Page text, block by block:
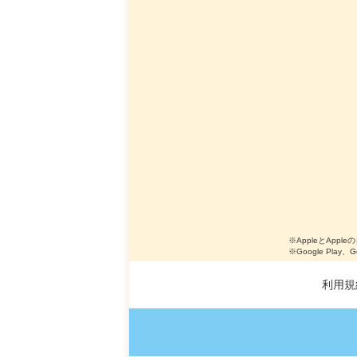
※AppleとAppleの
※Google Play、
利用